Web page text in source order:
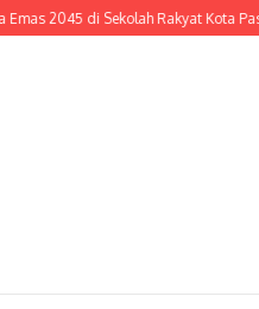
di Sekolah Rakyat Kota